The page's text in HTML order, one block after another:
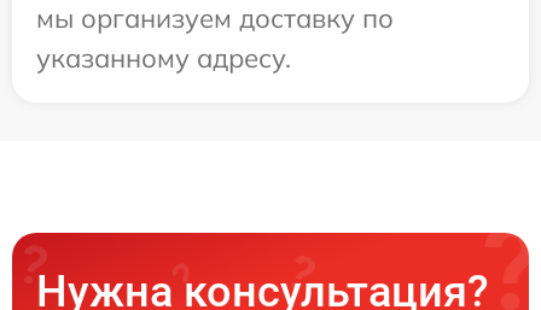
мы организуем доставку по
указанному адресу.
Нужна консультация?